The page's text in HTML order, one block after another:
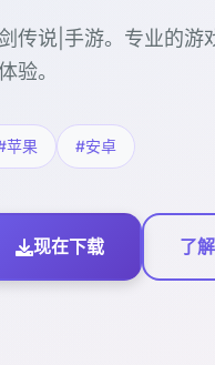
传说|手游。专业的游
验。
苹果 #安卓
现在下载 了